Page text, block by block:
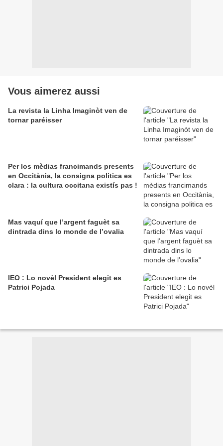
Vous aimerez aussi
La revista la Linha Imaginòt ven de
tornar paréisser
Per los mèdias francimands presents
en Occitània, la consigna politica es
clara : la cultura occitana existís pas !
Mas vaquí que l’argent faguèt sa
dintrada dins lo monde de l’ovalia
IEO : Lo novèl President elegit es
Patrici Pojada